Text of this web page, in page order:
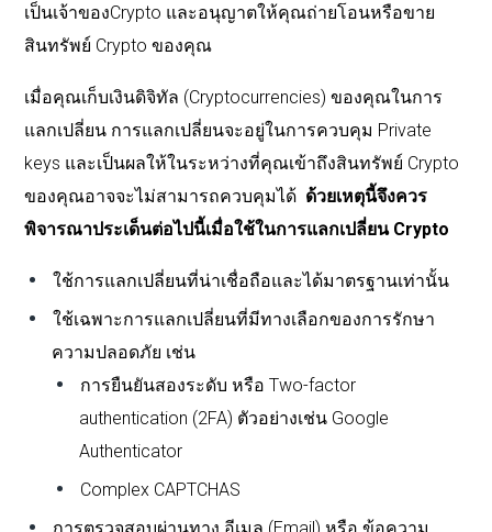
เป็นเจ้าของCrypto และอนุญาตให้คุณถ่ายโอนหรือขาย
สินทรัพย์ Crypto ของคุณ
เมื่อคุณเก็บเงินดิจิทัล (Cryptocurrencies) ของคุณในการ
แลกเปลี่ยน การแลกเปลี่ยนจะอยู่ในการควบคุม Private
keys และเป็นผลให้ในระหว่างที่คุณเข้าถึงสินทรัพย์ Crypto
ของคุณอาจจะไม่สามารถควบคุมได้ ด้วยเหตุนี้จึงควร
พิจารณาประเด็นต่อไปนี้เมื่อใช้ในการแลกเปลี่ยน Crypto
ใช้การแลกเปลี่ยนที่น่าเชื่อถือและได้มาตรฐานเท่านั้น
ใช้เฉพาะการแลกเปลี่ยนที่มีทางเลือกของการรักษา
ความปลอดภัย เช่น
การยืนยันสองระดับ หรือ Two-factor
authentication (2FA) ตัวอย่างเช่น Google
Authenticator
Complex CAPTCHAS